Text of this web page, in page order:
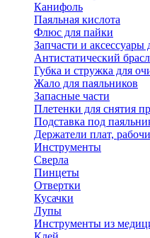
Канифоль
Паяльная кислота
Флюс для пайки
Запчасти и аксессуары
Антистатический
Губка и стружка для
Жало для паяльников
Запасные части
Плетенки для снятия
Подставка под
Держатели плат,
Инструменты
Сверла
Пинцеты
Отвертки
Кусачки
Лупы
Инструменты из